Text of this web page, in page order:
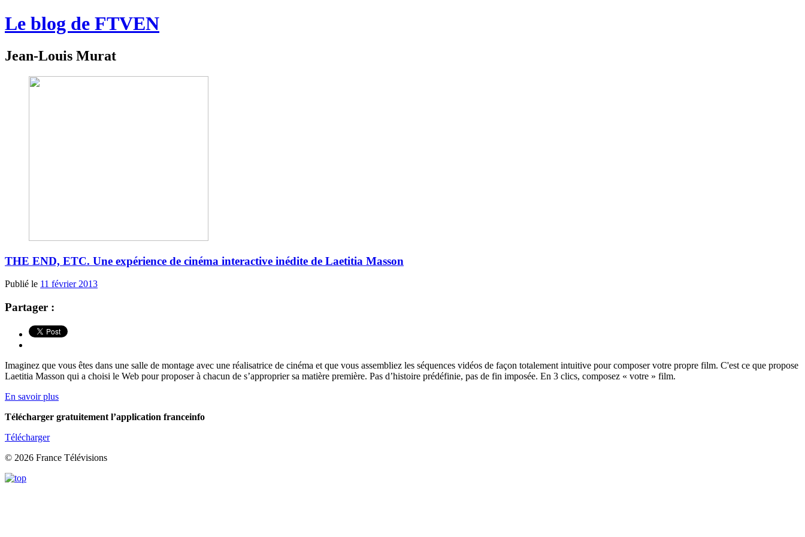
Le blog de FTVEN
Jean-Louis Murat
THE END, ETC. Une expérience de cinéma interactive inédite de Laetitia Masson
Publié le 11 février 2013
Partager :
Imaginez que vous êtes dans une salle de montage avec une réalisatrice de cinéma et que vous assembliez les séquences vidéos de façon totalement intuitive pour composer votre propre film. C'est ce que propose
Laetitia Masson qui a choisi le Web pour proposer à chacun de s’approprier sa matière première. Pas d’histoire prédéfinie, pas de fin imposée. En 3 clics, composez « votre » film.
En savoir plus
Télécharger gratuitement l’application franceinfo
Télécharger
© 2026 France Télévisions